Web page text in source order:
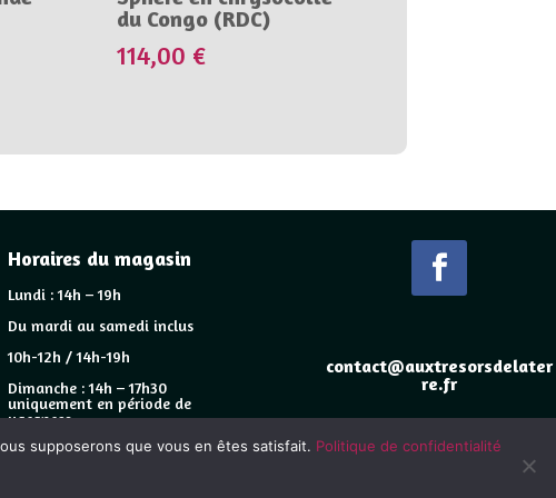
du Congo (RDC)
114,00 €
Horaires du magasin
Lundi : 14h – 19h
Du mardi au samedi inclus
10h-12h / 14h-19h
Dimanche : 14h – 17h30
uniquement en période de
vacances
contact@auxtresorsdelater
re.fr
supposerons que vous en êtes satisfait. Politique de confidentialité